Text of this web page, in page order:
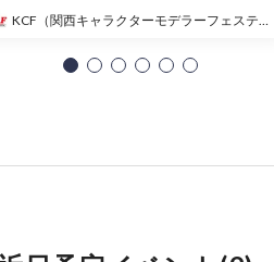
KCF（関西キャラクターモデラーフェスティバル）